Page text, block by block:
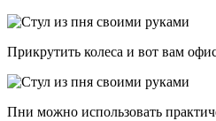
Прикрутить колеса и вот вам
Пни можно использовать